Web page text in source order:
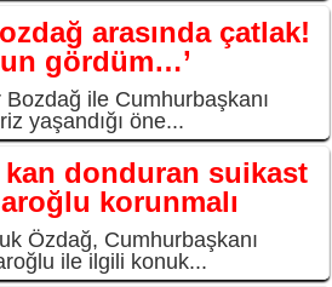
arasında çatlak!
gördüm…’
ile Cumhurbaşkanı
yaşandığı öne...
kan donduran suikast
korunmalı
Özdağ, Cumhurbaşkanı
ile ilgili konuk...